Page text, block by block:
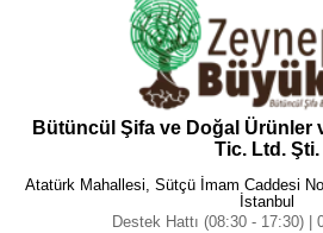
Bütüncül Şifa ve Doğal Ürünler
Tic. Ltd. Şti.
Atatürk Mahallesi, Sütçü İmam Caddesi
İstanbul
Destek Hattı (08:30 - 17:30) |